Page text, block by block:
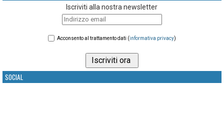
Iscriviti alla nostra newsletter
Acconsento al trattamento dati (informativa privacy)
SOCIAL